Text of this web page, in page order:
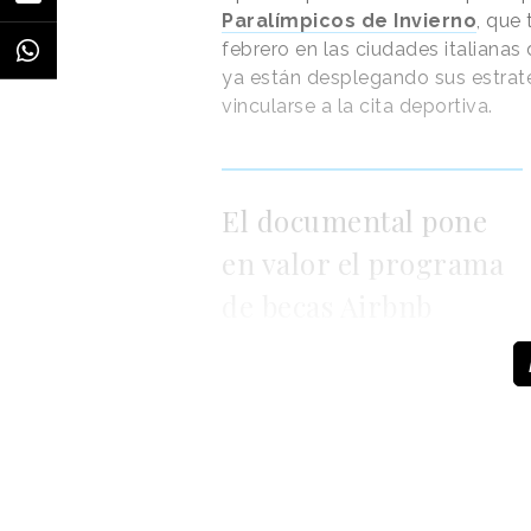
Una publicación compartida de First Dates
La integración de Ikea en “First
de sus objetos, como el cojin
Paralímpicos de Invierno, que
febrero en las ciudades italianas
ya están desplegando sus
vincularse a la cita deportiva.
El documental pone
en valor el programa